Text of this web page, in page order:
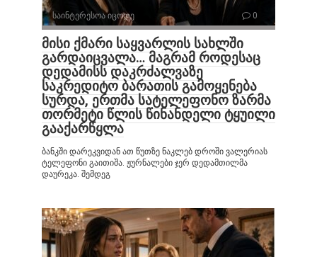
საინტერესოა იცოდე 0
მისი ქმარი საყვარლის სახლში
გარდაიცვალა… მაგრამ როდესაც
დედამისს დაკრძალვაზე
საკრედიტო ბარათის გამოყენება
სურდა, ერთმა სატელეფონო ზარმა
თორმეტი წლის წინანდელი ტყუილი
გააქარწყლა
ბანკში დარეკვიდან ათ წუთზე ნაკლებ დროში ვალერიას
ტელეფონი გაითიშა. ჟურნალები ჯერ დედამთილმა
დაურეკა. შემდეგ